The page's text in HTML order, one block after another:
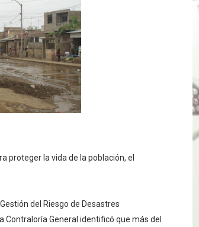
de La Libertad fueron sobre el
COMO DIPUTADO "POR LA
ACREDITACIÓN DEL PROGRAMA
pagar por telefonía, internet o
MESES DE GESTIÓN RECUPERARÁ
POR NO RESPETARSE LAS
o telefonía solo toma un día hábil
verificar la cobertura móvil de tu
ACCEDE A FACILIDADES DE PAGO Y
proteger la vida de la población, el
del Riesgo de Desastres
General identificó que más del